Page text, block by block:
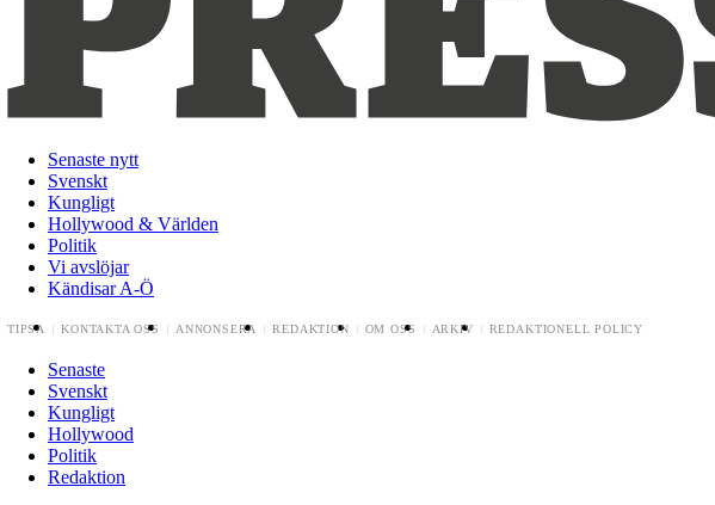
Senaste nytt
Svenskt
Kungligt
Hollywood & Världen
Politik
Vi avslöjar
Kändisar A-Ö
TIPSA KONTAKTA OSS ANNONSERA REDAKTION OM OSS ARKIV REDAKTIONELL POLICY
Senaste
Svenskt
Kungligt
Hollywood
Politik
Redaktion